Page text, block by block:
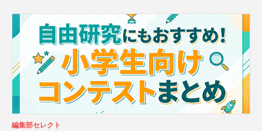
編集部セレクト